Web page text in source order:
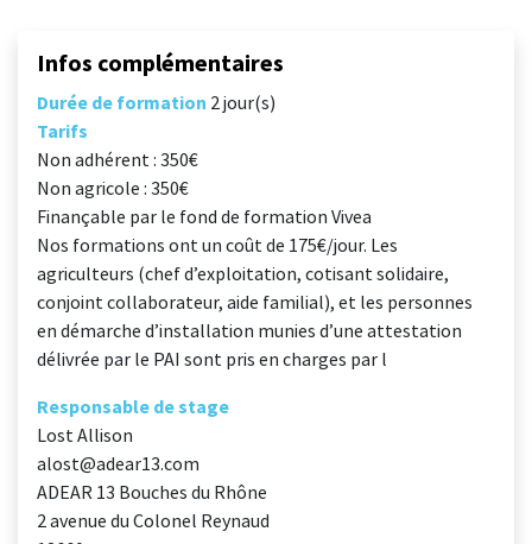
Infos complémentaires
Durée de formation 2 jour(s)
Tarifs
Non adhérent : 350€
Non agricole : 350€
Finançable par le fond de formation Vivea
Nos formations ont un coût de 175€/jour. Les
agriculteurs (chef d’exploitation, cotisant solidaire,
conjoint collaborateur, aide familial), et les personnes
en démarche d’installation munies d’une attestation
délivrée par le PAI sont pris en charges par l
Responsable de stage
Lost Allison
alost@adear13.com
ADEAR 13 Bouches du Rhône
2 avenue du Colonel Reynaud